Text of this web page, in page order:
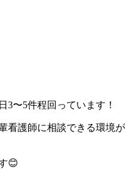
3〜5件程回っています！
看護師に相談できる環境が
😊